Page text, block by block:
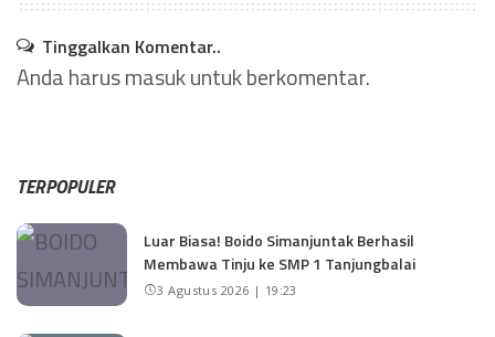
Tinggalkan Komentar..
Anda harusmasukuntuk berkomentar.
TERPOPULER
Luar Biasa! Boido Simanjuntak Berhasil
Membawa Tinju ke SMP 1 Tanjungbalai
3 Agustus 2026 | 19:23